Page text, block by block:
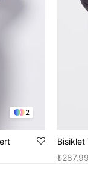
2
Bisiklet